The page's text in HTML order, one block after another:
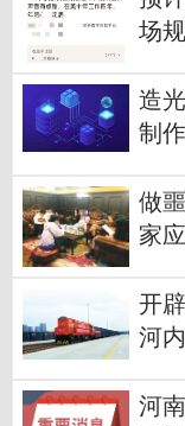
场
造
制
做
家
开
河
河